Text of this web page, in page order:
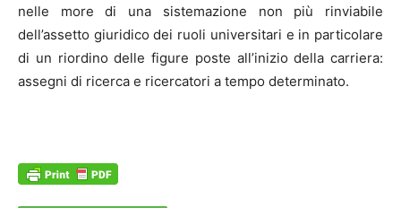
nelle more di una sistemazione non più rinviabile
dell’assetto giuridico dei ruoli universitari e in particolare
di un riordino delle figure poste all’inizio della carriera:
assegni di ricerca e ricercatori a tempo determinato.